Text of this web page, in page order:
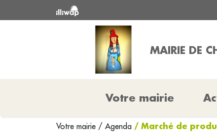
MAIRIE DE
Votre mairie
Votre mairie / Agenda / Marché de